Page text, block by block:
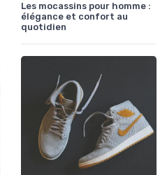
Les mocassins pour homme :
élégance et confort au
quotidien